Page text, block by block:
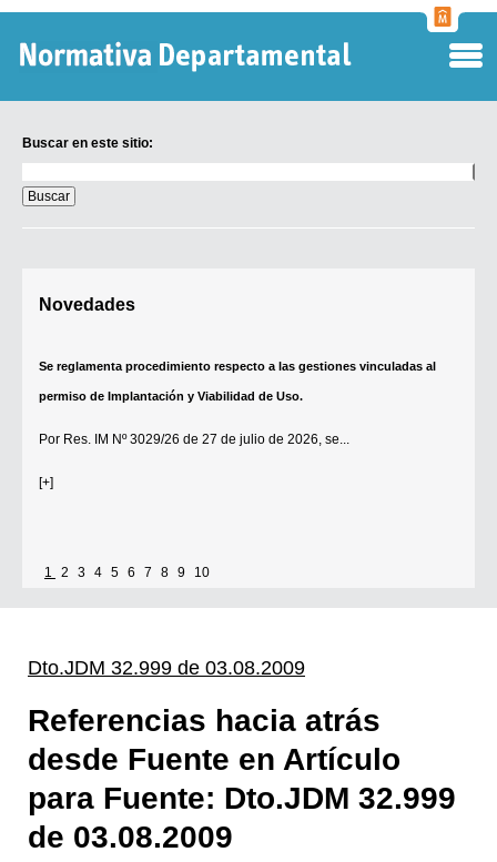
Buscar en este sitio:
en
este
sitio:
Novedades
Se reglamenta procedimiento respecto a las gestiones vinculadas al
permiso de Implantación y Viabilidad de Uso.
Por Res. IM Nº 3029/26 de 27 de julio de 2026, se...
[+]
1 2 3 4 5 6 7 8 9 10
Dto.JDM 32.999 de 03.08.2009
Referencias hacia atrás
desde Fuente en Artículo
para Fuente: Dto.JDM 32.999
de 03.08.2009